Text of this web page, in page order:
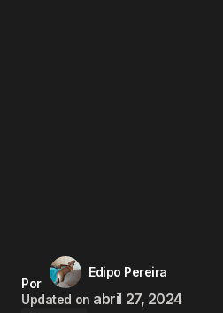
Por
Edipo Pereira
Updated on abril 27, 2024